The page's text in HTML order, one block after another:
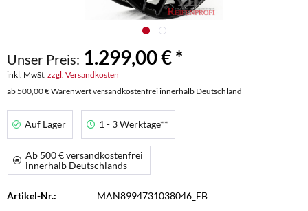
Unser Preis: 1.299,00 € *
inkl. MwSt. zzgl. Versandkosten
ab 500,00 € Warenwert versandkostenfrei innerhalb Deutschland
Auf Lager 1 - 3 Werktage**
Ab 500 € versandkostenfrei
innerhalb Deutschlands
Artikel-Nr.: MAN8994731038046_EB